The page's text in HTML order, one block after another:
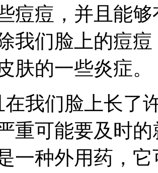
痘痘，并且能
我们脸上的痘
肤的一些炎症。
在我们脸上长了
重可能要及时
一种外用药，